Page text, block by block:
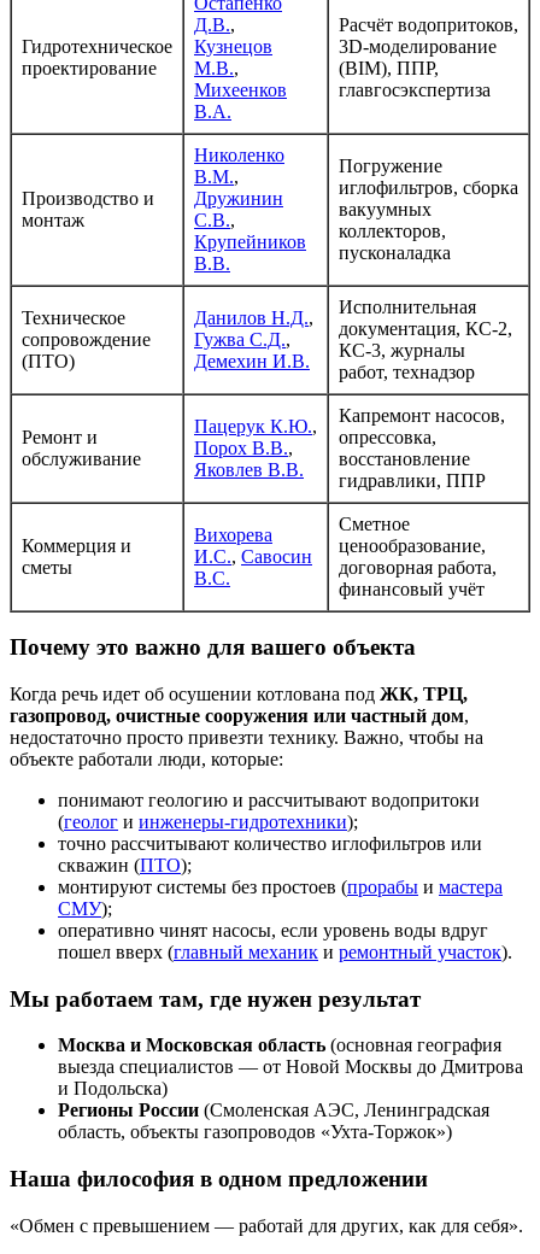
Гидротехническое
проектирование
Д.В.,
Кузнецов
М.В.,
Михеенков
В.А.
Расчёт водопритоков,
3D-моделирование
(BIM), ППР,
главгосэкспертиза
Производство и
монтаж
Николенко
В.М.,
Дружинин
С.В.,
Крупейников
В.В.
Погружение
иглофильтров, сборка
вакуумных
коллекторов,
пусконаладка
Техническое
сопровождение
(ПТО)
Данилов Н.Д.,
Гужва С.Д.,
Демехин И.В.
Исполнительная
документация, КС-2,
КС-3, журналы
работ, технадзор
Ремонт и
обслуживание
Пацерук К.Ю.,
Порох В.В.,
Яковлев В.В.
Капремонт насосов,
опрессовка,
восстановление
гидравлики, ППР
Коммерция и
сметы
Вихорева
И.С., Савосин
В.С.
Сметное
ценообразование,
договорная работа,
финансовый учёт
Почему это важно для вашего объекта
Когда речь идет об осушении котлована под ЖК, ТРЦ,
газопровод, очистные сооружения или частный дом,
недостаточно просто привезти технику. Важно, чтобы на
объекте работали люди, которые:
понимают геологию и рассчитывают водопритоки
(геолог и инженеры-гидротехники);
точно рассчитывают количество иглофильтров или
скважин (ПТО);
монтируют системы без простоев (прорабы и мастера
СМУ);
оперативно чинят насосы, если уровень воды вдруг
пошел вверх (главный механик и ремонтный участок).
Мы работаем там, где нужен результат
Москва и Московская область (основная география
выезда специалистов — от Новой Москвы до Дмитрова
и Подольска)
Регионы России (Смоленская АЭС, Ленинградская
область, объекты газопроводов «Ухта-Торжок»)
Наша философия в одном предложении
«Обмен с превышением — работай для других, как для себя».